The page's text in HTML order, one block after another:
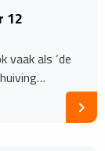
12
als ‘de